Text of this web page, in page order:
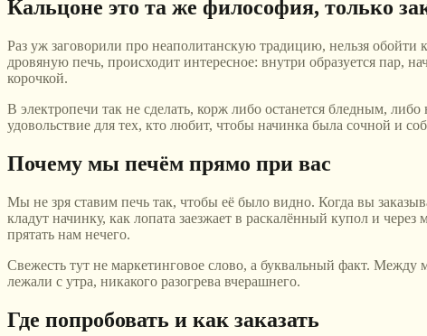
Кальцоне это та же философия, только
Раз уж заговорили про неаполитанскую традицию, нельзя обойти
дровяную печь, происходит интересное: внутри образуется пар,
корочкой.
В электропечи так не сделать, корж либо останется бледным,
удовольствие для тех, кто любит, чтобы начинка была сочной и
Почему мы печём прямо при вас
Мы не зря ставим печь так, чтобы её было видно. Когда вы
кладут начинку, как лопата заезжает в раскалённый купол и
прятать нам нечего.
Свежесть тут не маркетинговое слово, а буквальный факт. Между
лежали с утра, никакого разогрева вчерашнего.
Где попробовать и как заказать